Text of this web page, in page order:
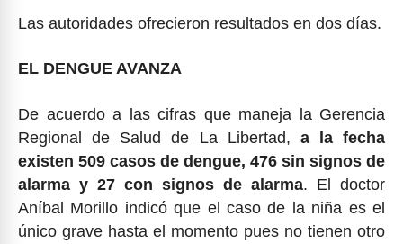
Las autoridades ofrecieron resultados en dos días.
EL DENGUE AVANZA
De acuerdo a las cifras que maneja la Gerencia
Regional de Salud de La Libertad, a la fecha
existen 509 casos de dengue, 476 sin signos de
alarma y 27 con signos de alarma. El doctor
Aníbal Morillo indicó que el caso de la niña es el
único grave hasta el momento pues no tienen otro